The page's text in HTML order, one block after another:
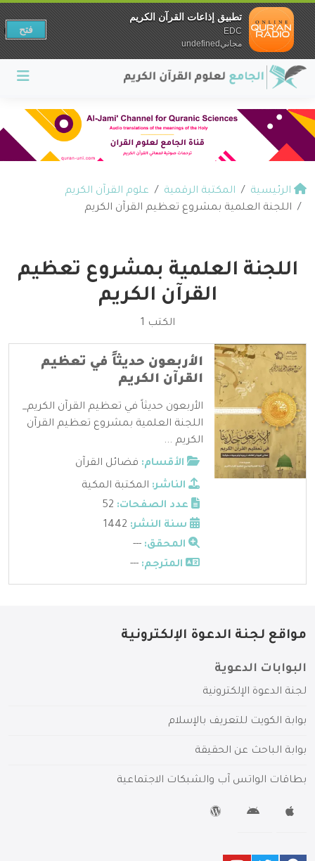
الرئيسية المكتبة الرقمية
علوم القرآن الكريم
اللجنة العلمية بمشروع تعظيم القرآن الكريم
اللجنة العلمية بمشروع تعظيم
القرآن الكريم
الكتب 1
الأربعون حديثاً في تعظيم
القرآن الكريم
الأربعون حديثاً في تعظيم القرآن الكريم_
اللجنة العلمية بمشروع تعظيم القرآن
الكريم ...
الأقسام: فضائل القرآن
الناشر: المكتبة المكية
عدد الصفحات:
سنة النشر:
المحقق: ---
المترجم: ---
مواقع لجنة الدعوة الإلكترونية
البوابات الدعوية
لجنة الدعوة الإلكترونية
بوابة الكويت للتعريف بالإسلام
بوابة الباحث عن الحقيقة
بطاقات الواتس آب والشبكات الاجتماعية
تطبيق إذاعات القرآن الكريم
EDC
مجانيundefined
فتح